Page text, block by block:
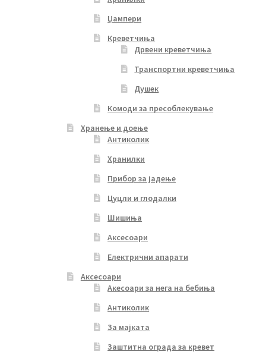
Џампери
Креветчиња
Дрвени креветчиња
Транспортни креветчиња
Душек
Комоди за пресоблекување
Хранење и доење
Антиколик
Хранилки
Прибор за јадење
Цуцли и глодалки
Шишиња
Аксесоари
Електрични апарати
Аксесоари
Акесоари за нега на бебиња
Антиколик
За мајката
Заштитна ограда за кревет